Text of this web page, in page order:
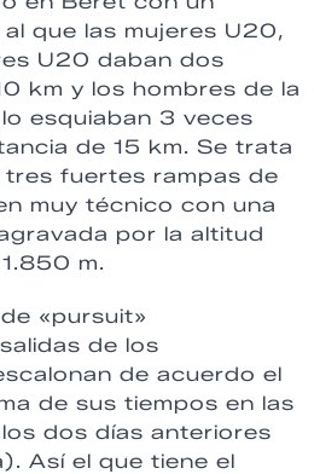
que las mujeres U20,
U20 daban dos
km y los hombres de la
esquiaban 3 veces
de 15 km. Se trata
fuertes rampas de
muy técnico con una
por la altitud
m.
«pursuit»
de los
de acuerdo el
de sus tiempos en las
dos días anteriores
Así el que tiene el